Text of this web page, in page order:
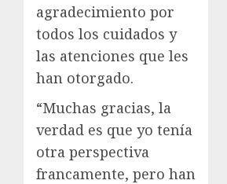
agradecimiento por
todos los cuidados y
las atenciones que les
han otorgado.
“Muchas gracias, la
verdad es que yo tenía
otra perspectiva
francamente, pero han